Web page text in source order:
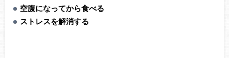
空腹になってから食べる
ストレスを解消する